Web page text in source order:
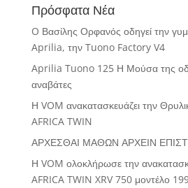
Πρόσφατα Νέα
O Βασίλης Ορφανός οδηγεί την
Aprilia, την Tuono Factory V4
Aprilia Tuono 125 Η Μούσα της
αναβάτες
Η VOM ανακατασκευάζει την
AFRICA TWIN
ΑΡΧΕΣΘΑΙ ΜΑΘΩΝ ΑΡΧΕΙΝ
Η VOM ολοκλήρωσε την
AFRICA TWIN XRV 750 μοντέλο